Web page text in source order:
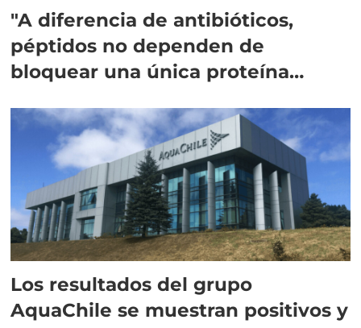
"A diferencia de antibióticos,
péptidos no dependen de
bloquear una única proteína
Los resultados del grupo
AquaChile se muestran positivos y